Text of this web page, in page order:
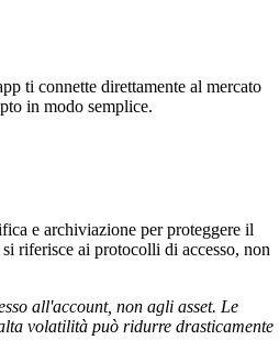
ti connette direttamente al mercato
in modo semplice.
e archiviazione per proteggere il
riferisce ai protocolli di accesso, non
all'account, non agli asset. Le
volatilità può ridurre drasticamente